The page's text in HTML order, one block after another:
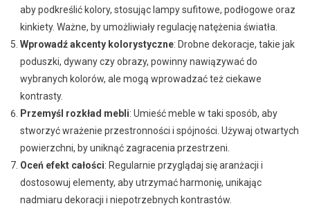
aby podkreślić kolory, stosując lampy sufitowe, podłogowe oraz
kinkiety. Ważne, by umożliwiały regulację natężenia światła.
Wprowadź akcenty kolorystyczne: Drobne dekoracje, takie jak
poduszki, dywany czy obrazy, powinny nawiązywać do
wybranych kolorów, ale mogą wprowadzać też ciekawe
kontrasty.
Przemyśl rozkład mebli: Umieść meble w taki sposób, aby
stworzyć wrażenie przestronności i spójności. Używaj otwartych
powierzchni, by uniknąć zagracenia przestrzeni.
Oceń efekt całości: Regularnie przyglądaj się aranżacji i
dostosowuj elementy, aby utrzymać harmonię, unikając
nadmiaru dekoracji i niepotrzebnych kontrastów.